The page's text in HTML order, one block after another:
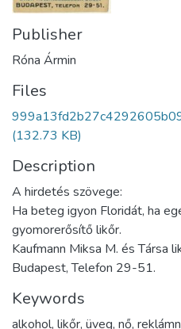
Publisher
Róna Ármin
Files
(132.73 KB)
Description
A hirdetés szövege:
Ha beteg igyon Floridát, ha
gyomorerősítő likőr.
Kaufmann Miksa M. és Társa
Budapest, Telefon 29-51.
Keywords
alkohol, likőr, üveg, nő,